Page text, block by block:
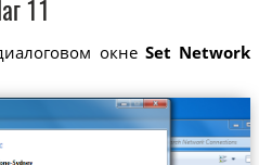
11
окнеSet Network